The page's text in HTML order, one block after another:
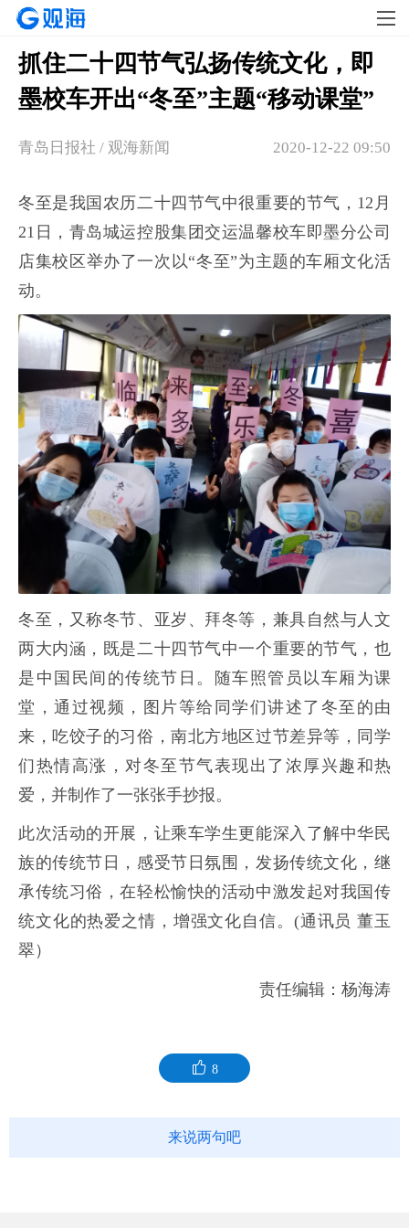
抓住二十四节气弘扬传统文化，即
墨校车开出“冬至”主题“移动课堂”
2020-12-22 09:50
青岛日报社 / 观海新闻
冬至是我国农历二十四节气中很重要的节气，12月
21日，青岛城运控股集团交运温馨校车即墨分公司
店集校区举办了一次以“冬至”为主题的车厢文化活
动。
冬至，又称冬节、亚岁、拜冬等，兼具自然与人文
两大内涵，既是二十四节气中一个重要的节气，也
是中国民间的传统节日。随车照管员以车厢为课
堂，通过视频，图片等给同学们讲述了冬至的由
来，吃饺子的习俗，南北方地区过节差异等，同学
们热情高涨，对冬至节气表现出了浓厚兴趣和热
爱，并制作了一张张手抄报。
此次活动的开展，让乘车学生更能深入了解中华民
族的传统节日，感受节日氛围，发扬传统文化，继
承传统习俗，在轻松愉快的活动中激发起对我国传
统文化的热爱之情，增强文化自信。(通讯员 董玉
翠）
责任编辑：杨海涛
8
来说两句吧